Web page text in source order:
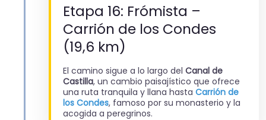
Etapa 16: Frómista –
Carrión de los Condes
(19,6 km)
El camino sigue a lo largo del Canal de
Castilla, un cambio paisajístico que ofrece
una ruta tranquila y llana hasta Carrión de
los Condes, famoso por su monasterio y la
acogida a peregrinos.